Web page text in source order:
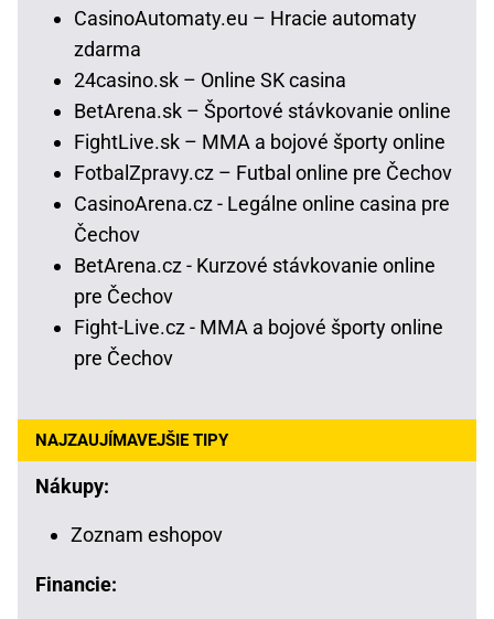
CasinoAutomaty.eu – Hracie automaty
zdarma
24casino.sk – Online SK casina
BetArena.sk – Športové stávkovanie online
FightLive.sk – MMA a bojové športy online
FotbalZpravy.cz – Futbal online pre Čechov
CasinoArena.cz - Legálne online casina pre
Čechov
BetArena.cz - Kurzové stávkovanie online
pre Čechov
Fight-Live.cz - MMA a bojové športy online
pre Čechov
NAJZAUJÍMAVEJŠIE TIPY
Nákupy:
Zoznam eshopov
Financie: